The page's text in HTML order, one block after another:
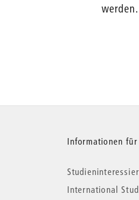
Informationen für
International